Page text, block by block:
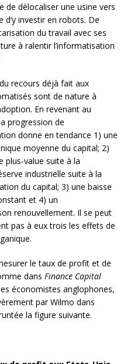
de délocaliser une usine vers
d’y investir en robots. De
du travail avec ses
à ralentir l’informatisation
recours déjà fait aux
sont de nature à
En revenant au
progression de
donne en tendance 1) une
moyenne du capital; 2)
plus-value suite à la
industrielle suite à la
du capital; 3) une baisse
et 4) un
renouvellement. Il se peut
pas à eux trois les effets de
le taux de profit et de
dans Finance Capital
économistes anglophones,
par Wilmo dans
la figure suivante.